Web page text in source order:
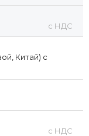
с НДС
Китай) с
с НДС